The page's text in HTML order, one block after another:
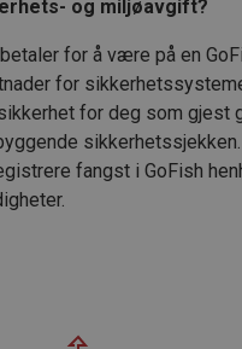
og miljøavgift?
for å være på en
for
for deg som gjest
fangst i GoFish